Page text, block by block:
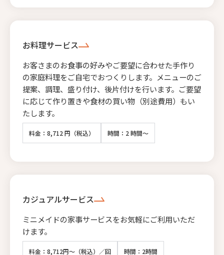
お料理サービス
お客さまのお食事の好みやご要望に合わせた手作り
の家庭料理をご自宅でおつくりします。メニューのご
提案、調理、盛り付け、後片付けを行います。ご要望
に応じて作り置きや食材の買い物（別途費用）もい
たします。
料金：8,712 円（税込） 時間：2 時間～
カジュアルサービス
ミニメイドの家事サービスをお気軽にご利用いただ
けます。
料金：8,712円～（税込）／回 時間：2時間